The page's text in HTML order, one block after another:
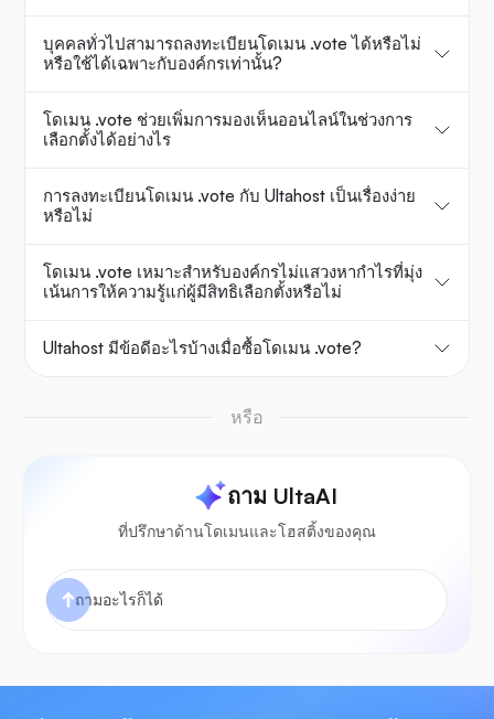
บุคคลทั่วไปสามารถลงทะเบียนโดเมน .vote ได้หรือไม่
หรือใช้ได้เฉพาะกับองค์กรเท่านั้น?
โดเมน .vote ช่วยเพิ่มการมองเห็นออนไลน์ในช่วงการ
เลือกตั้งได้อย่างไร
การลงทะเบียนโดเมน .vote กับ Ultahost เป็นเรื่องง่าย
หรือไม่
โดเมน .vote เหมาะสำหรับองค์กรไม่แสวงหากำไรที่มุ่ง
เน้นการให้ความรู้แก่ผู้มีสิทธิเลือกตั้งหรือไม่
Ultahost มีข้อดีอะไรบ้างเมื่อซื้อโดเมน .vote?
หรือ
ถาม UltaAI
ที่ปรึกษาด้านโดเมนและโฮสติ้งของคุณ